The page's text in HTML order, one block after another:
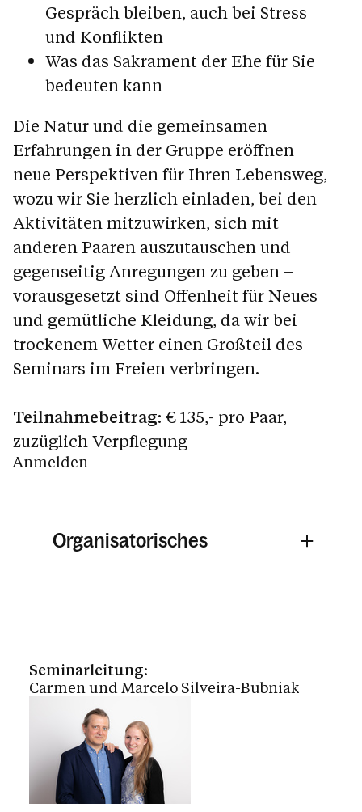
Gespräch bleiben, auch bei Stress
und Konflikten
Was das Sakrament der Ehe für Sie
bedeuten kann
Die Natur und die gemeinsamen
Erfahrungen in der Gruppe eröffnen
neue Perspektiven für Ihren Lebensweg,
wozu wir Sie herzlich einladen, bei den
Aktivitäten mitzuwirken, sich mit
anderen Paaren auszutauschen und
gegenseitig Anregungen zu geben –
vorausgesetzt sind Offenheit für Neues
und gemütliche Kleidung, da wir bei
trockenem Wetter einen Großteil des
Seminars im Freien verbringen.
Teilnahmebeitrag: € 135,- pro Paar,
zuzüglich Verpflegung
Anmelden
Organisatorisches
Seminarleitung:
Carmen und Marcelo Silveira-Bubniak